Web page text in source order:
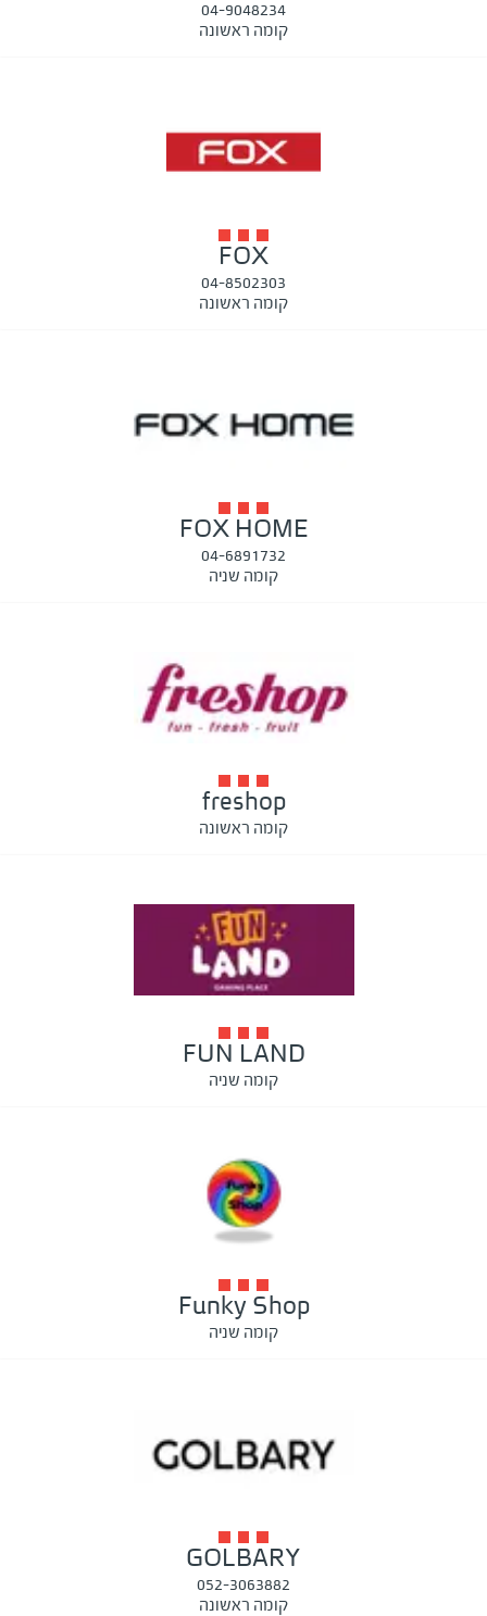
04-9048234
קומה ראשונה
FOX
04-8502303
קומה ראשונה
FOX HOME
04-6891732
קומה שניה
freshop
קומה ראשונה
FUN LAND
קומה שניה
Funky Shop
קומה שניה
GOLBARY
052-3063882
קומה ראשונה